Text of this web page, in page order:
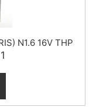
N1.6 16V THP